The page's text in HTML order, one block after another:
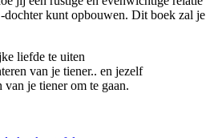
dochter kunt opbouwen. Dit boek zal je
liefde te uiten
van je tiener.. en jezelf
van je tiener om te gaan.